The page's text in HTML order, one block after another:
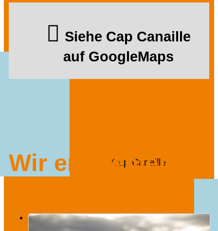
Cap Canaille
Siehe Cap Canaille
auf GoogleMaps
Wir empfehlen